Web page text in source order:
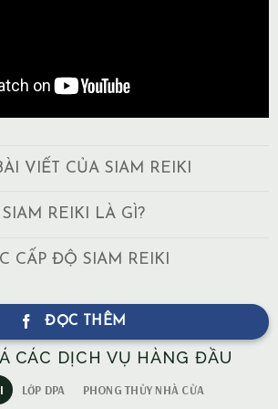
VIẾT CỦA SIAM REIKI
SIAM REIKI LÀ GÌ?
CẤP ĐỘ SIAM REIKI
ĐỌC THÊM
CÁC DỊCH VỤ HÀNG ĐẦU